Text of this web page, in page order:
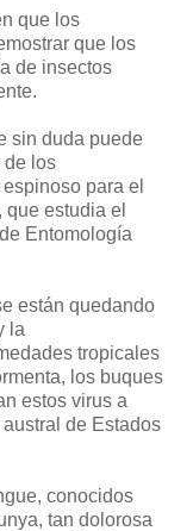
que los
que los
de insectos
.
sin duda puede
de los
espinoso para el
, que estudia el
Entomología
están quedando
la
tropicales
, los buques
estos virus a
de Estados
, conocidos
, tan dolorosa